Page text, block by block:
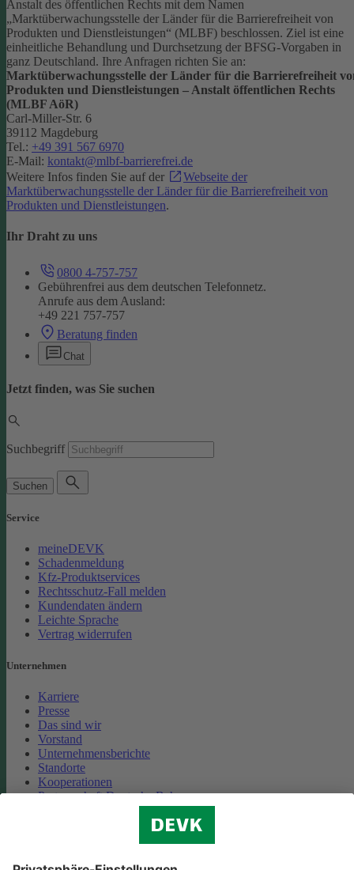
Anstalt des öffentlichen Rechts mit dem Namen
„Marktüberwachungsstelle der Länder für die Barrierefreiheit von
Produkten und Dienstleistungen“ (MLBF) beschlossen. Ziel ist eine
einheitliche Behandlung und Durchsetzung der BFSG-Vorgaben in
ganz Deutschland. Ihre Anfragen richten Sie an:
Marktüberwachungsstelle der Länder für die Barrierefreiheit
Produkten und Dienstleistungen – Anstalt öffentlichen Rechts
(MLBF AöR)
Carl-Miller-Str. 6
39112 Magdeburg
Tel.: +49 391 567 6970
E-Mail: kontakt@mlbf-barrierefrei.de
Weitere Infos finden Sie auf der
Webseite der
Marktüberwachungsstelle der Länder für die Barrierefreiheit von
Produkten und Dienstleistungen.
Ihr Draht zu uns
0800 4-757-757
Gebührenfrei aus dem deutschen Telefonnetz.
Anrufe aus dem Ausland:
+49 221 757-757
Beratung finden
Chat
Jetzt finden, was Sie suchen
Suchbegriff
Suchen
Service
meineDEVK
Schadenmeldung
Kfz-Produktservices
Rechtsschutz-Fall melden
Kundendaten ändern
Leichte Sprache
Vertrag widerrufen
Unternehmen
Karriere
Presse
Das sind wir
Vorstand
Unternehmensberichte
Standorte
Kooperationen
Partnerschaft Deutsche Bahn